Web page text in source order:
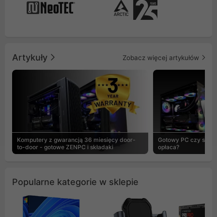
Artykuły Zobacz więcej artykułów
Komputery z gwarancją 36 miesięcy door-
to-door - gotowe ZENPC i składaki
Gotowy PC czy
opłaca?
Popularne kategorie w sklepie